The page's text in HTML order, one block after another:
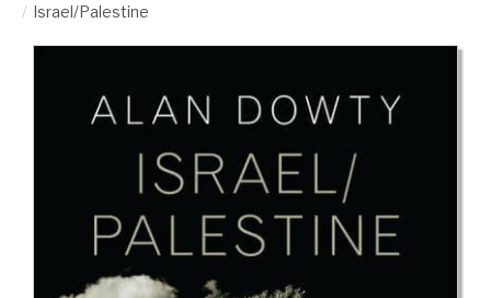
Israel/Palestine